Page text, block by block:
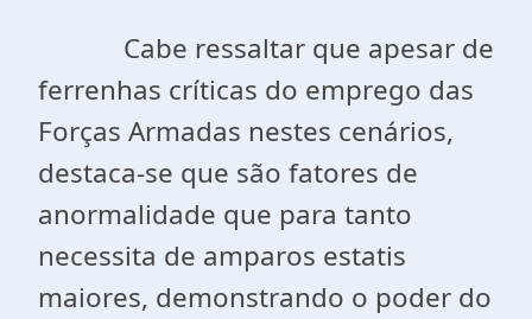
Cabe ressaltar que apesar de
ferrenhas críticas do emprego das
Forças Armadas nestes cenários,
destaca-se que são fatores de
anormalidade que para tanto
necessita de amparos estatis
maiores, demonstrando o poder do